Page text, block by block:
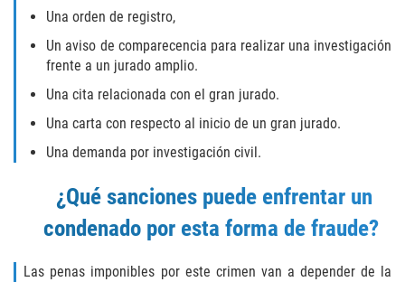
CHILD ENDANGERMENT
CORPORAL INJURY
CRIMINAL THREATS
DOMESTIC VIOLENCE
Una orden de registro,
Un aviso de comparecencia para realizar una investigación
frente a un jurado amplio.
Una cita relacionada con el gran jurado.
Una carta con respecto al inicio de un gran jurado.
Una demanda por investigación civil.
¿Qué sanciones puede enfrentar un
condenado por esta forma de fraude?
Las penas imponibles por este crimen van a depender de la